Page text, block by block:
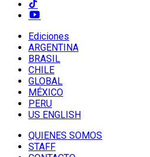
Ediciones
ARGENTINA
BRASIL
CHILE
GLOBAL
MÉXICO
PERU
US ENGLISH
QUIENES SOMOS
STAFF